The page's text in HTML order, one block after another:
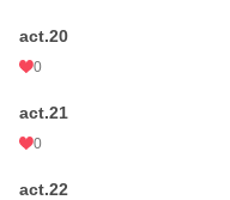
act.20
0
act.21
0
act.22